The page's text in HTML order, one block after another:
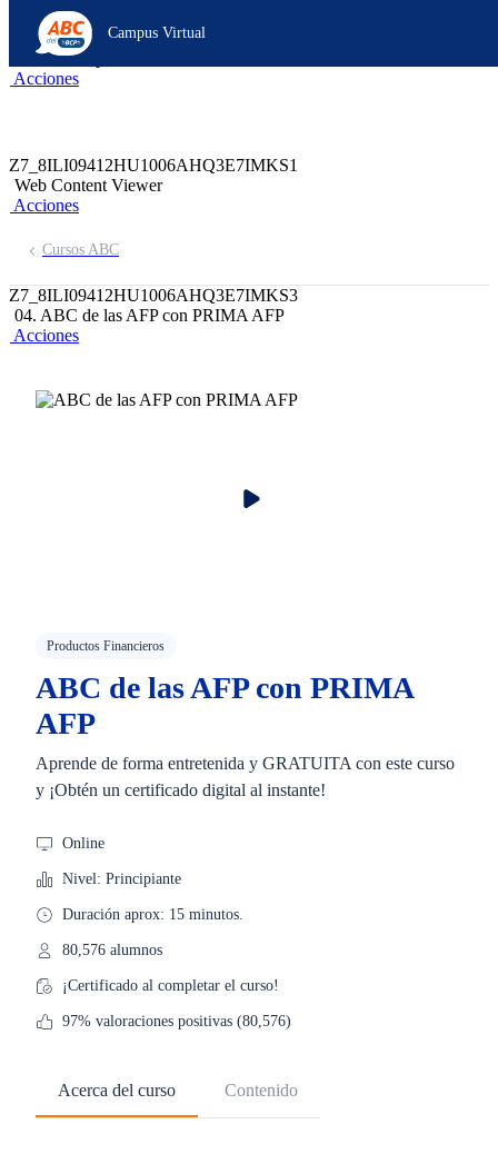
Z6_8ILI09412HU1006AHQ3E7IMKC6
Z7_8ILI09412HU1006AHQ3E7IMKS2
header-campus-virtual-abc
Acciones
Campus Virtual
Z7_8ILI09412HU1006AHQ3E7IMKS1
Web Content Viewer
Acciones
Cursos ABC
Z7_8ILI09412HU1006AHQ3E7IMKS3
04. ABC de las AFP con PRIMA AFP
Acciones
Productos Financieros
ABC de las AFP con PRIMA
AFP
Aprende de forma entretenida y GRATUITA con este curso
y ¡Obtén un certificado digital al instante!
Online
Nivel: Principiante
Duración aprox: 15 minutos.
80,576 alumnos
¡Certificado al completar el curso!
97% valoraciones positivas (80,576)
Acerca del curso Contenido